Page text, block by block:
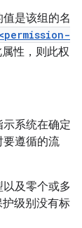
是该组的名
<permission-
性，则此权
系统在确定
要遵循的流
及零个或多
护级别没有标